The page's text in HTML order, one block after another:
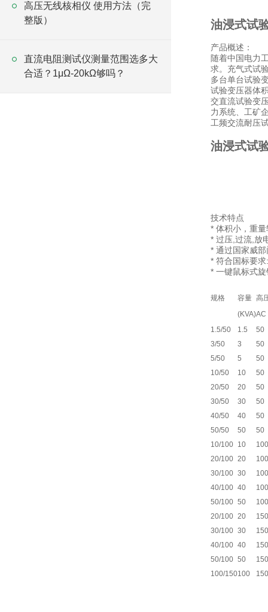
高压无线核相仪 使用方法（完
整版）
直流电阻测试仪测量范围选多大
合适？1μΩ-20kΩ够吗？
油浸式试
产品概述：
随着中国电力
求。充气式试
多台单台试验
试验变压器体
交直流试验变
力系统、工矿
工频交流耐压
油浸式试
技术特点
* 体积小，重
* 过压,过流,放
* 通过国家威
* 符合国标要
* 一键鼠标式
规格 容量 高
(KVA)AC
1.5/50
1.5
50
3/50
3
50
5/50
5
50
10/50
10
50
20/50
20
50
30/50
30
50
40/50
40
50
50/50
50
50
10/100
10
100
20/100 20
100
30/100 30
100
40/100 40
100
50/100 50
100
20/100 20
150
30/100 30
150
40/100 40
150
50/100 50
150
100/150100 150